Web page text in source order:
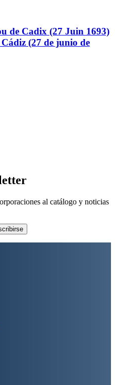
de Cadix (27 Juin 1693)
(27 de junio de
al catálogo y noticias